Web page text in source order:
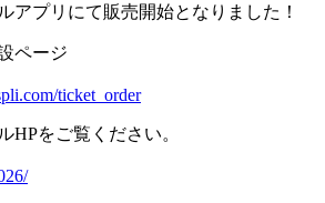
アプリにて販売開始となりました！
ページ
ticket_order
HPをご覧ください。